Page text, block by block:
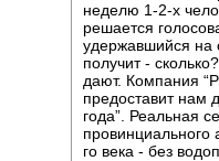
неделю 1-2-х
решается
удержавшийся на
получит -
дают. Компания
предоставит нам
года”. Реальная
провинциального
го века - без